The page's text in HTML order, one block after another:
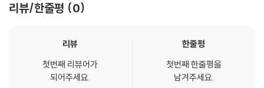
리뷰/한줄평 0
리뷰
첫번째 리뷰어가
되어주세요.
한줄평
첫번째 한줄평을
남겨주세요.